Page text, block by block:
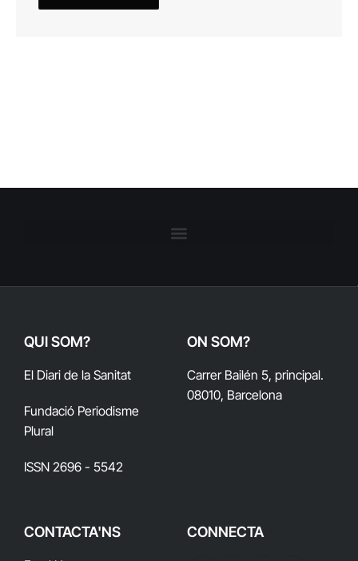
QUI SOM?
El Diari de la Sanitat
Fundació Periodisme
Plural
ISSN 2696 - 5542
ON SOM?
Carrer Bailén 5, principal.
08010, Barcelona
CONTACTA'NS CONNECTA